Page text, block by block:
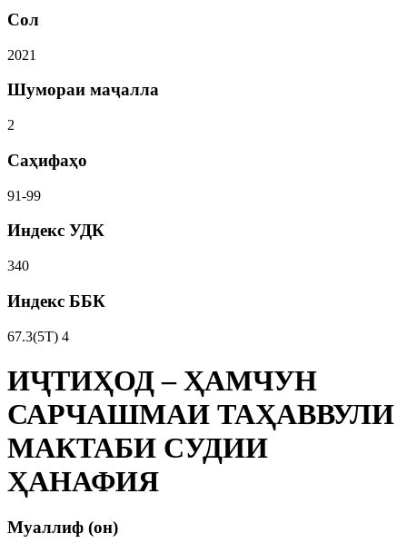
Сол
2021
Шумораи маҷалла
2
Саҳифаҳо
91-99
Индекс УДК
340
Индекс ББК
67.3(5Т) 4
ИҶТИҲОД – ҲАМЧУН
САРЧАШМАИ ТАҲАВВУЛИ
МАКТАБИ СУДИИ
ҲАНАФИЯ
Муаллиф (он)